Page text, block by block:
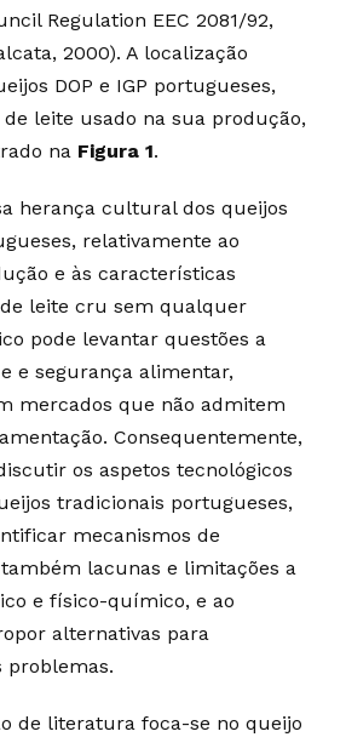
Regulation EEC 2081/92,
2000). A localização
DOP e IGP portugueses,
leite usado na sua produção,
na Figura 1.
herança cultural dos queijos
relativamente ao
e às características
leite cru sem qualquer
pode levantar questões a
e segurança alimentar,
mercados que não admitem
Consequentemente,
os aspetos tecnológicos
tradicionais portugueses,
mecanismos de
lacunas e limitações a
e físico-químico, e ao
alternativas para
problemas.
de literatura foca-se no queijo